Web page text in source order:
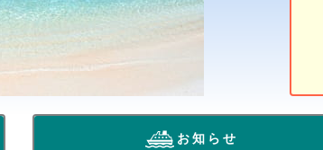
お 知 ら せ